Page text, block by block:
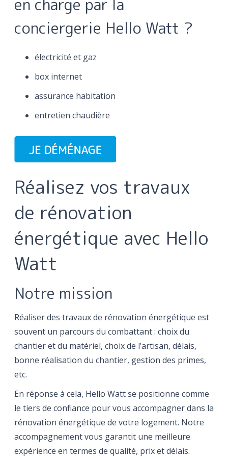
en charge par la
conciergerie Hello Watt ?
électricité et gaz
box internet
assurance habitation
entretien chaudière
Réalisez vos travaux
de rénovation
énergétique avec Hello
Watt
Notre mission
Réaliser des travaux de rénovation énergétique est
souvent un parcours du combattant : choix du
chantier et du matériel, choix de l’artisan, délais,
bonne réalisation du chantier, gestion des primes,
etc.
En réponse à cela, Hello Watt se positionne comme
le tiers de confiance pour vous accompagner dans la
rénovation énergétique de votre logement. Notre
accompagnement vous garantit une meilleure
expérience en termes de qualité, prix et délais.